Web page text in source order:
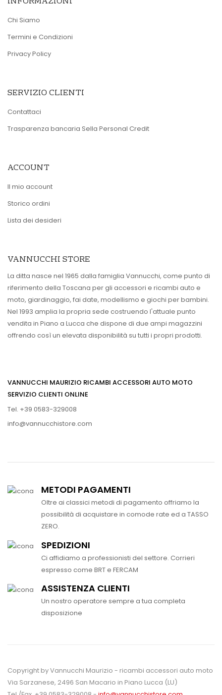
Chi Siamo
Termini e Condizioni
Privacy Policy
SERVIZIO CLIENTI
Contattaci
Trasparenza bancaria Sella Personal Credit
ACCOUNT
Il mio account
Storico ordini
Lista dei desideri
VANNUCCHI STORE
La ditta nasce nel 1965 dalla famiglia Vannucchi, come punto di
riferimento della Toscana per gli accessori e ricambi auto e
moto, giardinaggio, fai date, modellismo e giochi per bambini.
Nel 1993 amplia la propria sede costruendo l'attuale punto
vendita in Piano a Lucca che dispone di due ampi magazzini
offrendo così un elevata disponibilità su tutti i propri prodotti.
VANNUCCHI MAURIZIO RICAMBI ACCESSORI AUTO MOTO
SERVIZIO CLIENTI ONLINE
Tel. +39 0583-329008
info@vannucchistore.com
METODI PAGAMENTI
Oltre ai classici metodi di pagamento offriamo la
possibilità di acquistare in comode rate ed a TASSO
ZERO.
SPEDIZIONI
Ci affidiamo a professionisti del settore. Corrieri
espresso come BRT e FERCAM
ASSISTENZA CLIENTI
Un nostro operatore sempre a tua completa
disposizione
Copyright by Vannucchi Maurizio - ricambi accessori auto moto
Via Sarzanese, 2496 San Macario in Piano Lucca (LU)